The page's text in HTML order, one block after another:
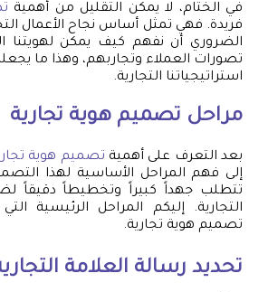
في الختام، لا يمكن التقليل من أهمية
فريدة. فهي تمثل أساس نجاح الأعمال
الضروري أن نفهم كيف يمكن لهويتنا
تصورات العملاء وتجاربهم، وهذا ما
استراتيجياتنا التجارية.
مراحل تصميم هوية تجارية
بعد التعرف على أهمية تصميم هوية
إلى فهم المراحل الأساسية لهذا
تتطلب جهداً كبيراً وتخطيطاً دقيقاً
التجارية. إليكم المراحل الرئيسية
تصميم هوية تجارية.
تحديد رسالة العلامة